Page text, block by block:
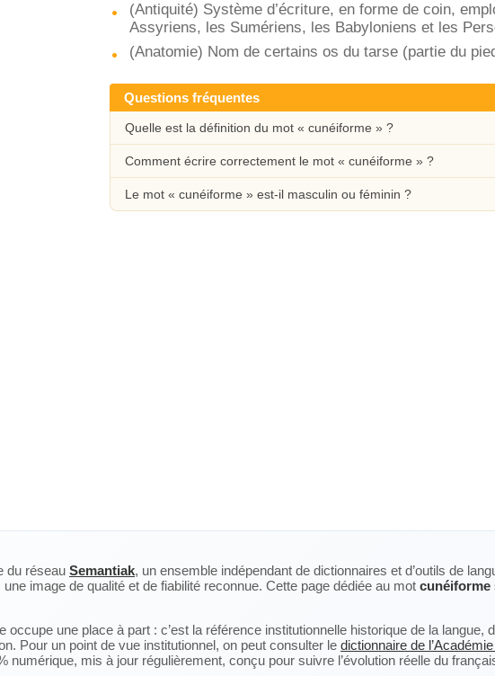
(Antiquité) Système d’écriture, en forme de coin,
Assyriens, les Sumériens, les Babyloniens et les
(Anatomie) Nom de certains os du tarse (partie du
Questions fréquentes
Quelle est la définition du mot « cunéiforme » ?
Comment écrire correctement le mot « cunéiforme » ?
Le mot « cunéiforme » est-il masculin ou féminin ?
du réseau Semantiak, un ensemble indépendant de dictionnaires et d’outils de
image de qualité et de fiabilité reconnue. Cette page dédiée au mot cunéiforme
occupe une place à part : c’est la référence institutionnelle historique de la langue,
Pour un point de vue institutionnel, on peut consulter le dictionnaire de
numérique, mis à jour régulièrement, conçu pour suivre l’évolution réelle du